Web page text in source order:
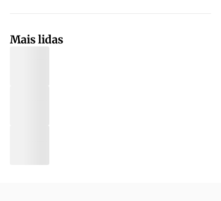
Mais lidas